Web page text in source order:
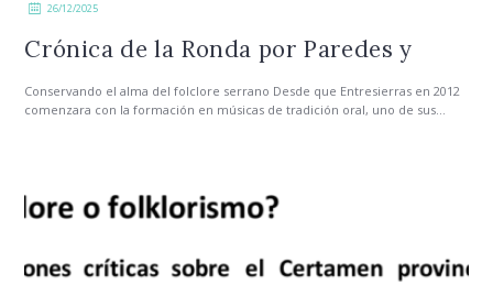
26/12/2025
Crónica de la Ronda por Paredes y
Conservando el alma del folclore serrano Desde que Entresierras en 2012
comenzara con la formación en músicas de tradición oral, uno de sus...